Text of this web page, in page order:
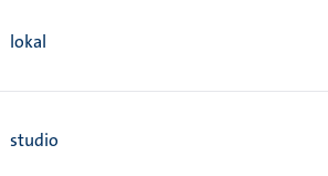
lokal
studio